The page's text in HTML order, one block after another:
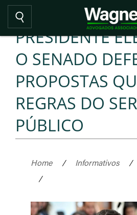
PRESIDENTE
O SENADO
PROPOSTAS
REGRAS DO
PÚBLICO
Home / Informativos /
/